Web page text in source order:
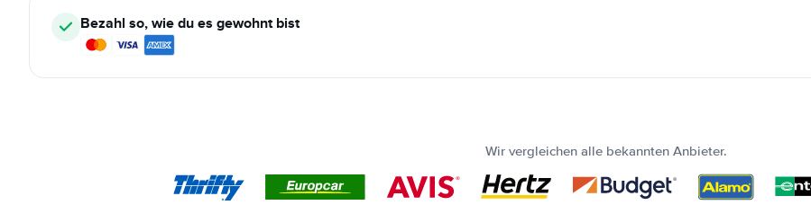
Bezahl so, wie du es gewohnt bist
Wir vergleichen alle bekannten Anbieter.